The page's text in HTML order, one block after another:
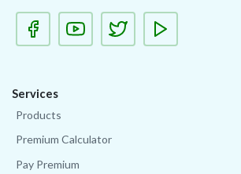
Services
Products
Premium Calculator
Pay Premium